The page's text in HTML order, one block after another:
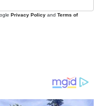
trường
Privacy Policy and Terms of